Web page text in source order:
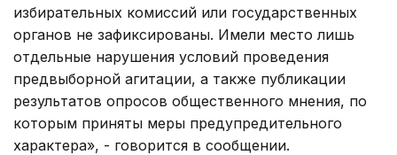
избирательных комиссий или государственных
органов не зафиксированы. Имели место лишь
отдельные нарушения условий проведения
предвыборной агитации, а также публикации
результатов опросов общественного мнения, по
которым приняты меры предупредительного
характера», - говорится в сообщении.